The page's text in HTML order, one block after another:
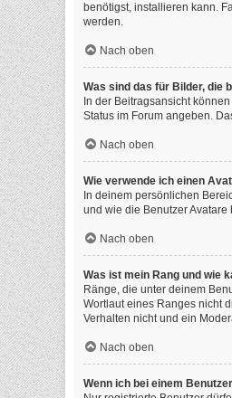
benötigst, installieren kann.
werden.
Nach oben
Was sind das für Bilder, die
In der Beitragsansicht
Status im Forum angeben.
Nach oben
Wie verwende ich einen
In deinem persönlichen
und wie die Benutzer
Nach oben
Was ist mein Rang und wie
Ränge, die unter deinem
Wortlaut eines Ranges nicht
Verhalten nicht und ein
Nach oben
Wenn ich bei einem